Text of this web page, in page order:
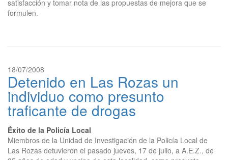
satisfacción y tomar nota de las propuestas de mejora que se
formulen.
18/07/2008
Detenido en Las Rozas un
individuo como presunto
traficante de drogas
Éxito de la Policía Local
Miembros de la Unidad de Investigación de la Policía Local de
Las Rozas detuvieron el pasado jueves, 17 de julio, a A.E.Z., de